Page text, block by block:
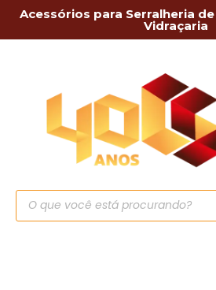
Acessórios para Serralheria
Vidraçaria